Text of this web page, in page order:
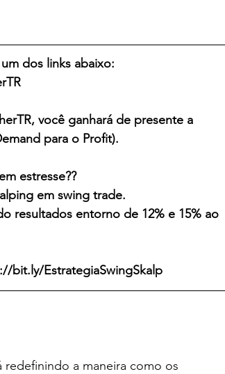
dos links abaixo:
você ganhará de presente a
para o Profit).
estresse??
em swing trade.
resultados entorno de 12% e 15% ao
bit.ly/EstrategiaSwingSkalp
redefinindo a maneira como os